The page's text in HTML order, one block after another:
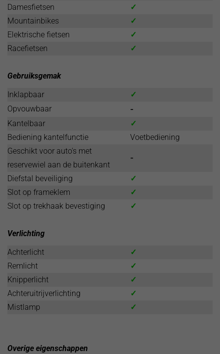
Damesfietsen
✓
Mountainbikes
✓
Elektrische fietsen
✓
Racefietsen
✓
Gebruiksgemak
Inklapbaar
✓
Opvouwbaar
-
Kantelbaar
✓
Bediening kantelfunctie
Voetbediening
Geschikt voor auto's met
reservewiel aan de buitenkant
-
Diefstal beveiliging
✓
Slot op frameklem
✓
Slot op trekhaak bevestiging
✓
Verlichting
Achterlicht
✓
Remlicht
✓
Knipperlicht
✓
Achteruitrijverlichting
✓
Mistlamp
✓
Overige eigenschappen